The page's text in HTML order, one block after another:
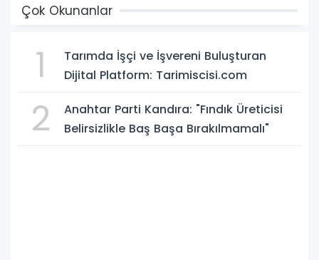
Çok Okunanlar
1
Tarımda İşçi ve İşvereni Buluşturan
Dijital Platform: Tarimiscisi.com
2
Anahtar Parti Kandıra: "Fındık Üreticisi
Belirsizlikle Baş Başa Bırakılmamalı"